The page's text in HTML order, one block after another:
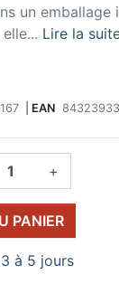
un emballage
Lire la
EAN
+
PANIER
à 5 jours